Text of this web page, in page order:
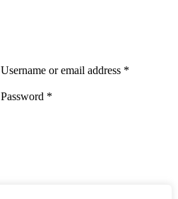
Username or email address *
Password *